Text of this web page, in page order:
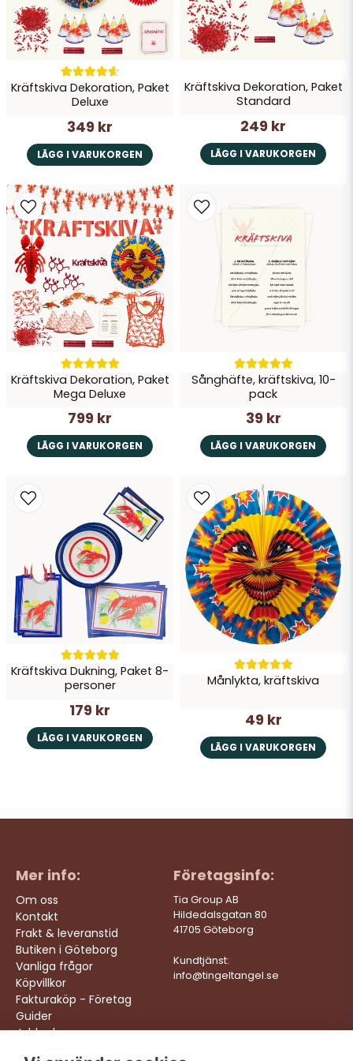
Skicka fråga
Kräftskiva Dekoration, Paket
Deluxe
349 kr
LÄGG I VARUKORGEN
Kräftskiva Dekoration, Paket
Standard
249 kr
LÄGG I VARUKORGEN
Kräftskiva Dekoration, Paket
Mega Deluxe
799 kr
LÄGG I VARUKORGEN
Sånghäfte, kräftskiva, 10-
pack
39 kr
LÄGG I VARUKORGEN
Kräftskiva Dukning, Paket 8-
personer
179 kr
LÄGG I VARUKORGEN
Månlykta, kräftskiva
49 kr
LÄGG I VARUKORGEN
Mer info:
Om oss
Kontakt
Frakt & leveranstid
Butiken i Göteborg
Vanliga frågor
Köpvillkor
Fakturaköp - Företag
Guider
Jobba hos oss
Företagsinfo:
Tia Group AB
Hildedalsgatan 80
41705 Göteborg
Kundtjänst:
info@tingeltangel.se